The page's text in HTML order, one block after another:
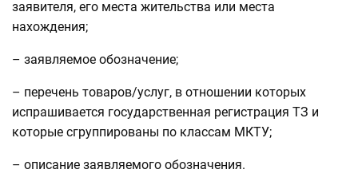
заявителя, его места жительства или места
нахождения;
– заявляемое обозначение;
– перечень товаров/услуг, в отношении которых
испрашивается государственная регистрация ТЗ и
которые сгруппированы по классам МКТУ;
– описание заявляемого обозначения.